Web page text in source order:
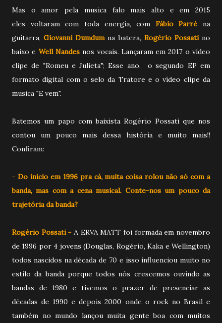
Mas o amor pela musica falo mais alto e em 2015
eles voltaram com toda energia, com Fábio Parré na
guitarra,Giovanni Dumdumna batera, Rogério Possatino
baixo e Well Nandesnos vocais. Lançaram em 2017 o vídeo
clipe de "Romeu e Julieta"; Esse ano, o segundo EP em
formato digital com o selo da Tratore e o vídeo clipe da
musica "E vem".
Batemos um papo com baixista Rogério Possati que nos
contou um pouco mais dessa história e muito mais!!
Confiram:
- Do inicio em 1996 pra cá, muita coisa rolou não só com a
banda, mas com a cena musical. Conte-nos um pouco da
trajetória da banda?
Rogério Possati - A ERVA MATT foi formada em novembro
de 1996 por 4 jovens (Douglas, Rogério, Kaka e Wellington)
todos nascidos na década de 70 e isso influenciou muito no
estilo da banda porque todos nós crescemos ouvindo as
bandas de 1980 e tivemos o prazer de presenciar as
décadas de 1990 e depois 2000 onde o rock no Brasil e
também no mundo lançou muita gente boa com muitos